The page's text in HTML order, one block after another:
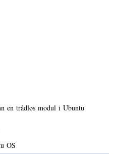
en trådløs modul i Ubuntu
OS